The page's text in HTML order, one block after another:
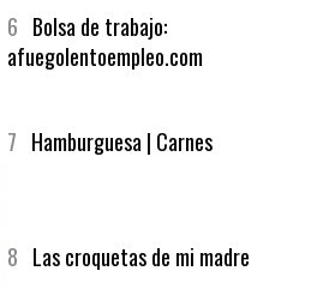
6 Bolsa de trabajo:
afuegolentoempleo.com
7 Hamburguesa | Carnes
8 Las croquetas de mi madre